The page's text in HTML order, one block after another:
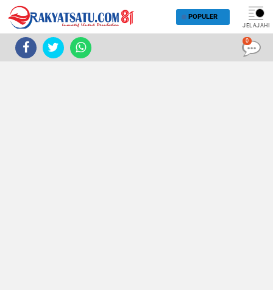
POPULER
JELAJAHI
0